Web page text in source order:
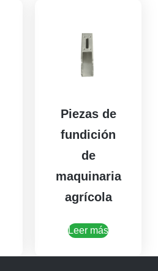
Piezas de
fundición
de
maquinaria
agrícola
Leer más